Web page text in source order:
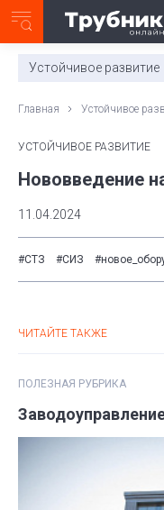
0:00/ 11:03
Устойчивое развитие
Главная Устойчивое
УСТОЙЧИВОЕ РАЗВИТИЕ
Нововведение
11.04.2024
#СТЗ #СИЗ
ЧИТАЙТЕ ТАКЖЕ
ПОЛЕЗНАЯ РУБРИКА